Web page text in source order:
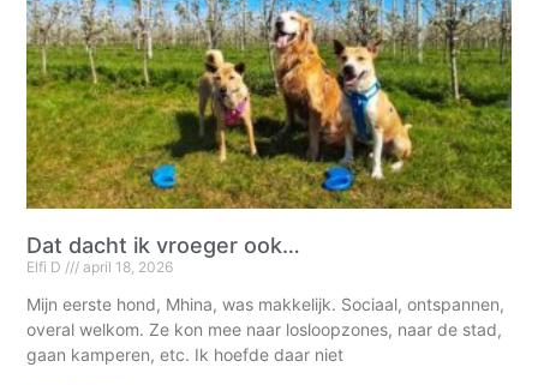
Dat dacht ik vroeger ook…
Elfi D april 18, 2026
Mijn eerste hond, Mhina, was makkelijk. Sociaal, ontspannen,
overal welkom. Ze kon mee naar losloopzones, naar de stad,
gaan kamperen, etc. Ik hoefde daar niet